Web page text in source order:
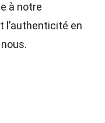
à notre
l’authenticité en